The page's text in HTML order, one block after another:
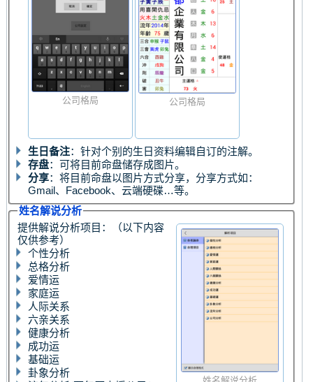
公司格局 公司格局
生日备注：针对个别的生日资料编辑自订的注解。
存盘：可将目前命盘储存成图片。
分享：将目前命盘以图片方式分享，分享方式如：
Gmail、Facebook、云端硬碟…等。
姓名解说分析
提供解说分析项目：（以下内容
仅供参考）
个性分析
总格分析
爱情运
家庭运
人际关系
六亲关系
健康分析
成功运
基础运
卦象分析